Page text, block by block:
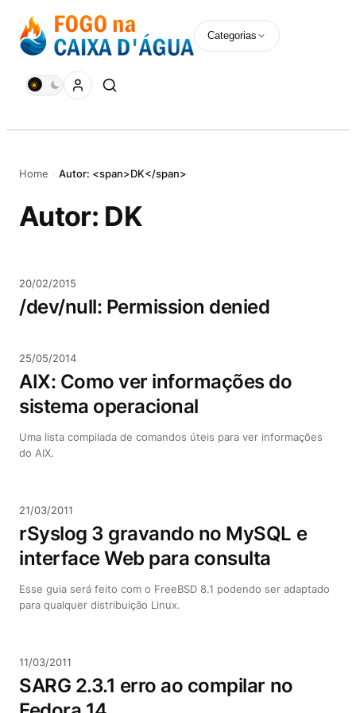
Pular
para
Categorias
Home Autor: <span>DK</span>
Autor: DK
20/02/2015
/dev/null: Permission denied
25/05/2014
AIX: Como ver informações do
sistema operacional
Uma lista compilada de comandos úteis para ver informações
do AIX.
21/03/2011
rSyslog 3 gravando no MySQL e
interface Web para consulta
Esse guia será feito com o FreeBSD 8.1 podendo ser adaptado
para qualquer distribuição Linux.
11/03/2011
SARG 2.3.1 erro ao compilar no